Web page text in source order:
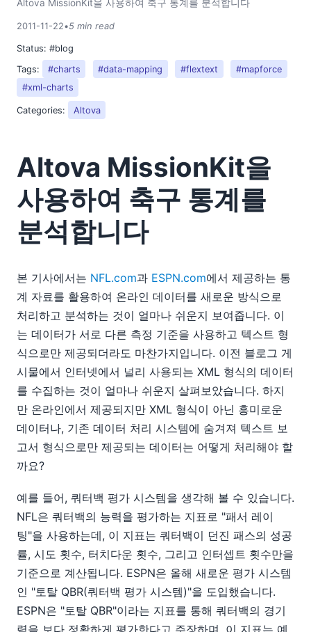
Altova MissionKit을 사용하여 축구 통계를 분석합니다
2011-11-22•5 min read
Status: #blog
Tags:
#charts #data-mapping #flextext
#mapforce
#xml-charts
Categories: Altova
Altova MissionKit을
사용하여 축구 통계를
분석합니다
본 기사에서는 NFL.com과 ESPN.com에서 제공하는 통
계 자료를 활용하여 온라인 데이터를 새로운 방식으로
처리하고 분석하는 것이 얼마나 쉬운지 보여줍니다. 이
는 데이터가 서로 다른 측정 기준을 사용하고 텍스트 형
식으로만 제공되더라도 마찬가지입니다. 이전 블로그 게
시물에서 인터넷에서 널리 사용되는 XML 형식의 데이터
를 수집하는 것이 얼마나 쉬운지 살펴보았습니다. 하지
만 온라인에서 제공되지만 XML 형식이 아닌 흥미로운
데이터나, 기존 데이터 처리 시스템에 숨겨져 텍스트 보
고서 형식으로만 제공되는 데이터는 어떻게 처리해야 할
까요?
예를 들어, 쿼터백 평가 시스템을 생각해 볼 수 있습니다.
NFL은 쿼터백의 능력을 평가하는 지표로 "패서 레이
팅"을 사용하는데, 이 지표는 쿼터백이 던진 패스의 성공
률, 시도 횟수, 터치다운 횟수, 그리고 인터셉트 횟수만을
기준으로 계산됩니다. ESPN은 올해 새로운 평가 시스템
인 "토탈 QBR(쿼터백 평가 시스템)"을 도입했습니다.
ESPN은 "토탈 QBR"이라는 지표를 통해 쿼터백의 경기